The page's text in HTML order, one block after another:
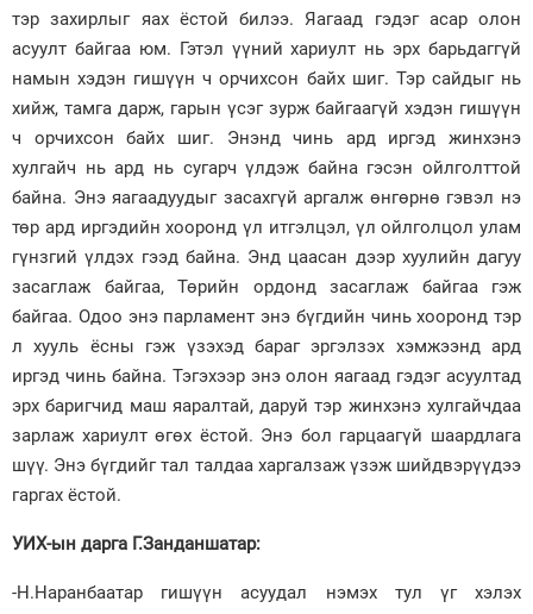
тэр захирлыг яах ёстой билээ. Яагаад гэдэг асар олон
асуулт байгаа юм. Гэтэл үүний хариулт нь эрх барьдаггүй
намын хэдэн гишүүн ч орчихсон байх шиг. Тэр сайдыг нь
хийж, тамга дарж, гарын үсэг зурж байгаагүй хэдэн гишүүн
ч орчихсон байх шиг. Энэнд чинь ард иргэд жинхэнэ
хулгайч нь ард нь сугарч үлдэж байна гэсэн ойлголттой
байна. Энэ яагаадуудыг засахгүй аргалж өнгөрнө гэвэл нэ
төр ард иргэдийн хооронд үл итгэлцэл, үл ойлголцол улам
гүнзгий үлдэх гээд байна. Энд цаасан дээр хуулийн дагуу
засаглаж байгаа, Төрийн ордонд засаглаж байгаа гэж
байгаа. Одоо энэ парламент энэ бүгдийн чинь хооронд тэр
л хууль ёсны гэж үзэхэд бараг эргэлзэх хэмжээнд ард
иргэд чинь байна. Тэгэхээр энэ олон яагаад гэдэг асуултад
эрх баригчид маш яаралтай, даруй тэр жинхэнэ хулгайчдаа
зарлаж хариулт өгөх ёстой. Энэ бол гарцаагүй шаардлага
шүү. Энэ бүгдийг тал талдаа харгалзаж үзэж шийдвэрүүдээ
гаргах ёстой.
УИХ-ын дарга Г.Занданшатар:
-Н.Наранбаатар гишүүн асуудал нэмэх тул үг хэлэх